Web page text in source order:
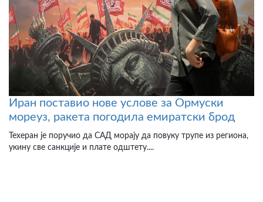
Иран поставио нове услове за Ормуски
мореуз, ракета погодила емиратски брод
Техеран је поручио да САД морају да повуку трупе из региона,
укину све санкције и плате одштету....